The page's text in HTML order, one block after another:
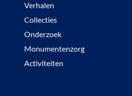
Verhalen
Collecties
Onderzoek
Monumentenzorg
Activiteiten